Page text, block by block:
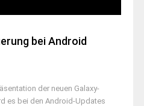
bei Android
der neuen Galaxy-
es bei den Android-Updates